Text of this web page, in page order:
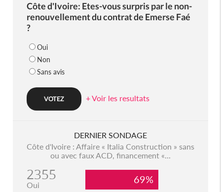
Côte d'Ivoire: Etes-vous surpris par le non-
renouvellement du contrat de Emerse Faé
?
Oui
Non
Sans avis
+ Voir les resultats
DERNIER SONDAGE
Côte d'Ivoire : Affaire « Italia Construction » sans
ou avec faux ACD, financement «...
2355
Oui 69%